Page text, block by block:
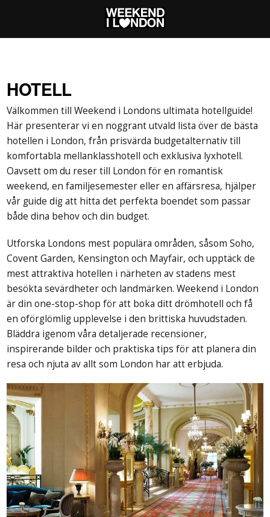
HOTELL
Välkommen till Weekend i Londons ultimata hotellguide!
Här presenterar vi en noggrant utvald lista över de bästa
hotellen i London, från prisvärda budgetalternativ till
komfortabla mellanklasshotell och exklusiva lyxhotell.
Oavsett om du reser till London för en romantisk
weekend, en familjesemester eller en affärsresa, hjälper
vår guide dig att hitta det perfekta boendet som passar
både dina behov och din budget.
Utforska Londons mest populära områden, såsom Soho,
Covent Garden, Kensington och Mayfair, och upptäck de
mest attraktiva hotellen i närheten av stadens mest
besökta sevärdheter och landmärken. Weekend i London
är din one-stop-shop för att boka ditt drömhotell och få
en oförglömlig upplevelse i den brittiska huvudstaden.
Bläddra igenom våra detaljerade recensioner,
inspirerande bilder och praktiska tips för att planera din
resa och njuta av allt som London har att erbjuda.